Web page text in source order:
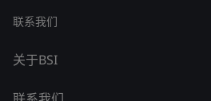
联系我们
关于BSI